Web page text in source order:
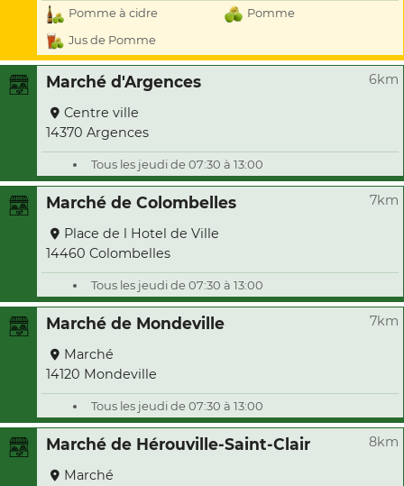
Pomme à cidre
Pomme
Jus de Pomme
Marché d'Argences 6km
Centre ville
14370 Argences
Tous les jeudi de 07:30 à 13:00
Marché de Colombelles 7km
Place de l Hotel de Ville
14460 Colombelles
Tous les jeudi de 07:30 à 13:00
Marché de Mondeville 7km
Marché
14120 Mondeville
Tous les jeudi de 07:30 à 13:00
Marché de Hérouville-Saint-Clair 8km
Marché